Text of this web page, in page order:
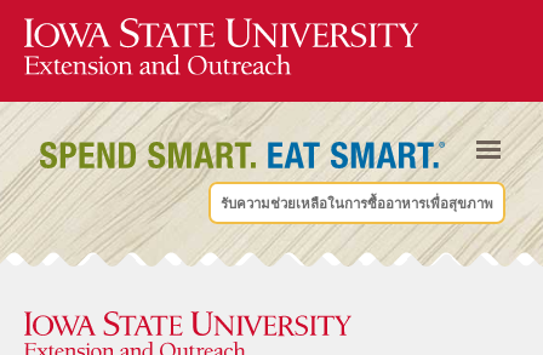
รับความช่วยเหลือในการซื้ออาหารเพื่อสุขภาพ